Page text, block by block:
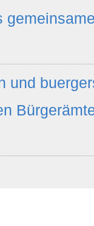
und